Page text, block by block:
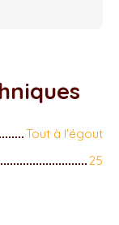
Tout à l'égout
25